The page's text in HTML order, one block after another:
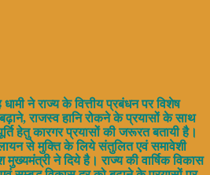
ने राज्य के वित्तीय प्रबंधन पर विशेष
राजस्व हानि रोकने के प्रयासों के साथ
हेतु कारगर प्रयासों की जरूरत बतायी है।
से मुक्ति के लिये संतुलित एवं समावेशी
मुख्यमंत्री ने दिये है। राज्य की वार्षिक विकास